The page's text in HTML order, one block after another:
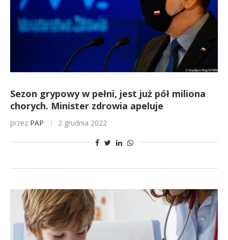
Sezon grypowy w pełni, jest już pół miliona
chorych. Minister zdrowia apeluje
przez PAP 2 grudnia 2022